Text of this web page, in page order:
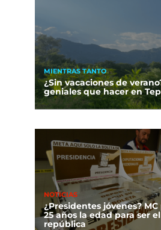
MIENTRAS TANTO
¿Sin vacaciones de
geniales que hacer en
NOTICIAS
¿Presidentes jóvenes?
25 años la edad para ser
república